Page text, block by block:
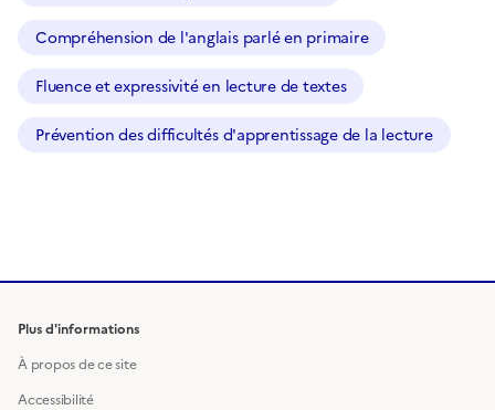
Compréhension de l'anglais parlé en primaire
Fluence et expressivité en lecture de textes
Prévention des difficultés d'apprentissage de la lecture
Plus d'informations
À propos de ce site
Accessibilité